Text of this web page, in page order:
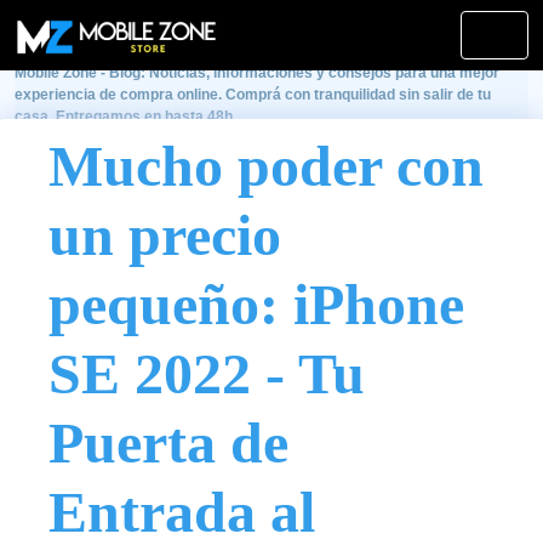
Mobile Zone - Blog: Noticias, informaciones y consejos para una mejor
experiencia de compra online. Comprá con tranquilidad sin salir de tu
casa. Entregamos en hasta 48h.
Mucho poder con
un precio
pequeño: iPhone
SE 2022 - Tu
Puerta de
Entrada al